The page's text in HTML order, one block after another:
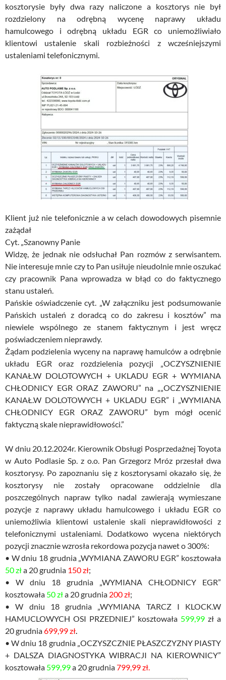
kosztorysie były dwa razy naliczone a kosztorys nie był
rozdzielony na odrębną wycenę naprawy układu
hamulcowego i odrębną układu EGR co uniemożliwiało
klientowi ustalenie skali rozbieżności z wcześniejszymi
ustaleniami telefonicznymi.
Klient już nie telefonicznie a w celach dowodowych pisemnie
zażądał
Cyt. „Szanowny Panie
Widzę, że jednak nie odsłuchał Pan rozmów z serwisantem.
Nie interesuje mnie czy to Pan usiłuje nieudolnie mnie oszukać
czy pracownik Pana wprowadza w błąd co do faktycznego
stanu ustaleń.
Pańskie oświadczenie cyt. „W załączniku jest podsumowanie
Pańskich ustaleń z doradcą co do zakresu i kosztów” ma
niewiele wspólnego ze stanem faktycznym i jest wręcz
poświadczeniem nieprawdy.
Żądam podzielenia wyceny na naprawę hamulców a odrębnie
układu EGR oraz rozdzielenia pozycji „OCZYSZNIENIE
KANAŁ.W DOLOTOWYCH + UKLADU EGR + WYMIANA
CHŁODNICY EGR ORAZ ZAWORU” na „„OCZYSZNIENIE
KANAŁ.W DOLOTOWYCH + UKLADU EGR” i „WYMIANA
CHŁODNICY EGR ORAZ ZAWORU” bym mógł ocenić
faktyczną skale nieprawidłowości.”
W dniu 20.12.2024r. Kierownik Obsługi Posprzedażnej Toyota
w Auto Podlasie Sp. z o.o. Pan Grzegorz Mróz przesłał dwa
kosztorysy. Po zapoznaniu się z kosztorysami okazało się, że
kosztorysy nie zostały opracowane oddzielnie dla
poszczególnych napraw tylko nadal zawierają wymieszane
pozycje z naprawy układu hamulcowego i układu EGR co
uniemożliwia klientowi ustalenie skali nieprawidłowości z
telefonicznymi ustaleniami. Dodatkowo wycena niektórych
pozycji znacznie wzrosła rekordowa pozycja nawet o 300%:
• W dniu 18 grudnia „WYMIANA ZAWORU EGR” kosztowała
50 zła 20 grudnia 150 zł;
• W dniu 18 grudnia „WYMIANA CHŁODNICY EGR”
kosztowała 50 zła 20 grudnia 200 zł;
• W dniu 18 grudnia „WYMIANA TARCZ I KLOCK.W
HAMUCLOWYCH OSI PRZEDNIEJ” kosztowała 599,99 zł a
20 grudnia699,99 zł.
• W dniu 18 grudnia „OCZYSZCZNIE PŁASZCZYZNY PIASTY
+ DALSZA DIAGNOSTYKA WIBRACJI NA KIEROWNICY”
kosztowała 599,99a 20 grudnia799,99 zł.